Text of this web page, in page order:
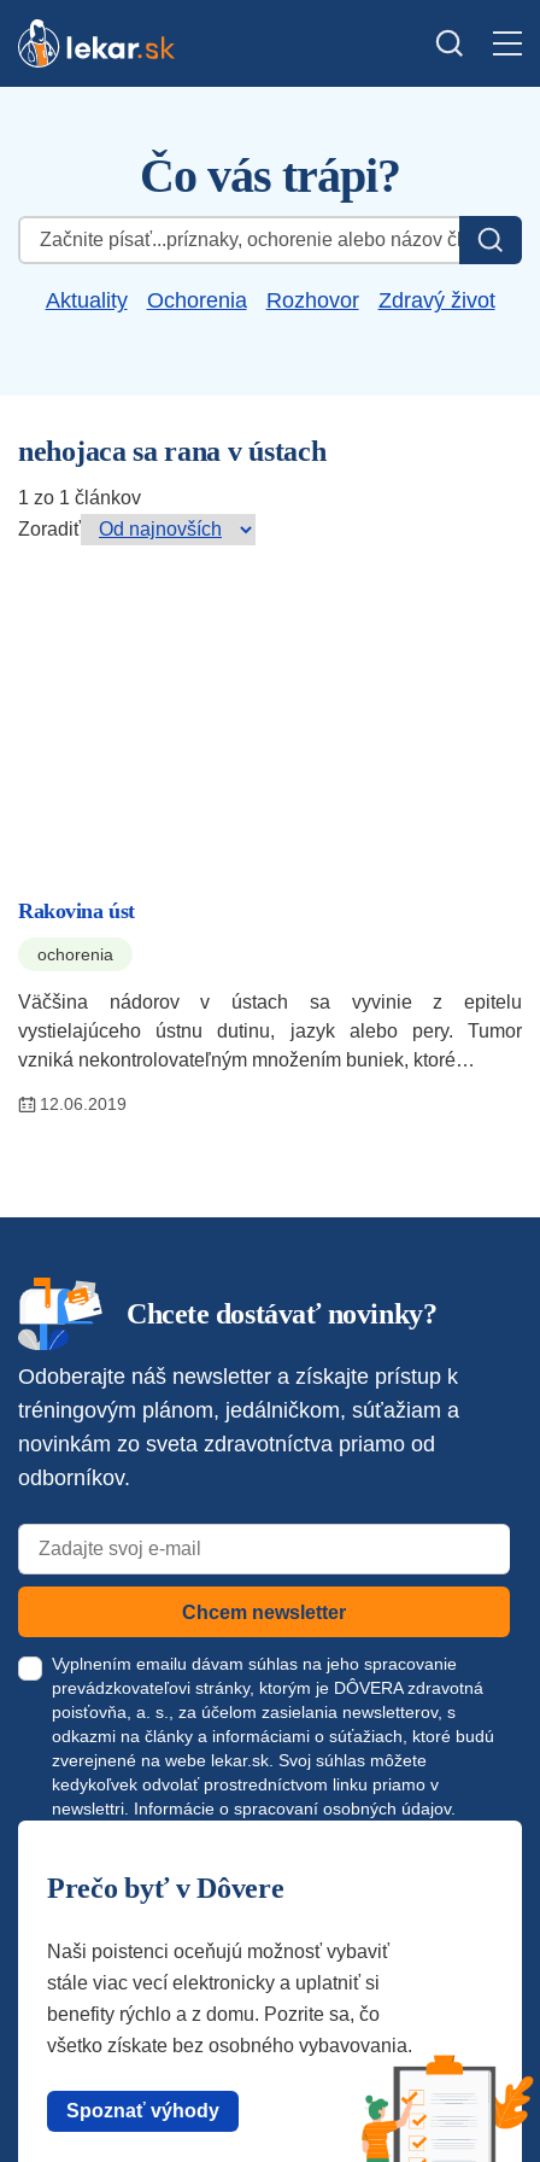
Čo vás trápi?
Hľadať:
Aktuality Ochorenia Rozhovor Zdravý život
nehojaca sa rana v ústach
1 zo 1 článkov
Zoradiť
Rakovina úst
ochorenia
Väčšina nádorov v ústach sa vyvinie z epitelu
vystielajúceho ústnu dutinu, jazyk alebo pery. Tumor
vzniká nekontrolovateľným množením buniek, ktoré…
12.06.2019
Chcete dostávať novinky?
Odoberajte náš newsletter a získajte prístup k
tréningovým plánom, jedálničkom, súťažiam a
novinkám zo sveta zdravotníctva priamo od
odborníkov.
Chcem newsletter
Vyplnením emailu dávam súhlas na jeho spracovanie
prevádzkovateľovi stránky, ktorým je DÔVERA zdravotná
poisťovňa, a. s., za účelom zasielania newsletterov, s
odkazmi na články a informáciami o súťažiach, ktoré budú
zverejnené na webe lekar.sk . Svoj súhlas môžete
kedykoľvek odvolať prostredníctvom linku priamo v
newslettri. Informácie o spracovaní osobných údajov.
Prečo byť v Dôvere
Naši poistenci oceňujú možnosť vybaviť
stále viac vecí elektronicky a uplatniť si
benefity rýchlo a z domu. Pozrite sa, čo
všetko získate bez osobného vybavovania.
Spoznať výhody